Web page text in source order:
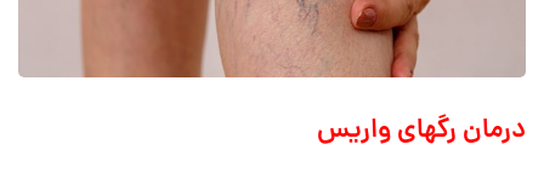
درمان رگهای واریس